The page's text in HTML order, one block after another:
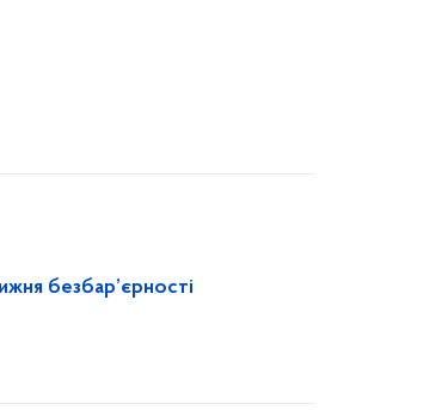
безбар’єрності